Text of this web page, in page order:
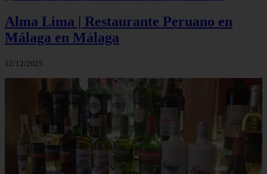
Alma Lima | Restaurante Peruano en
Málaga en Málaga
12/12/2025